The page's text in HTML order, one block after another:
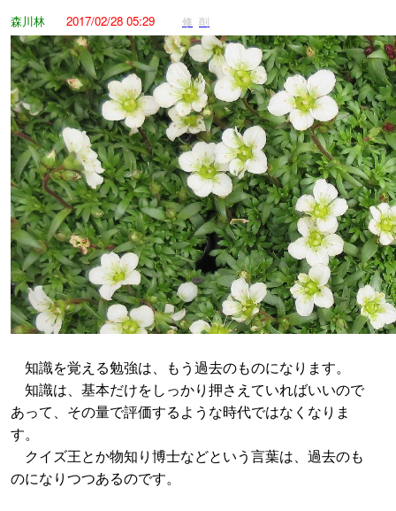
森川林
2017/02/28 05:29 修 削
知識を覚える勉強は、もう過去のものになります。
知識は、基本だけをしっかり押さえていればいいので
あって、その量で評価するような時代ではなくなりま
す。
クイズ王とか物知り博士などという言葉は、過去のも
のになりつつあるのです。